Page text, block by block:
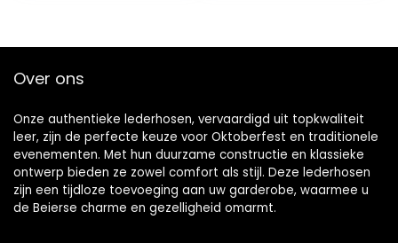
Over ons
Onze authentieke lederhosen, vervaardigd uit topkwaliteit
leer, zijn de perfecte keuze voor Oktoberfest en traditionele
evenementen. Met hun duurzame constructie en klassieke
ontwerp bieden ze zowel comfort als stijl. Deze lederhosen
zijn een tijdloze toevoeging aan uw garderobe, waarmee u
de Beierse charme en gezelligheid omarmt.